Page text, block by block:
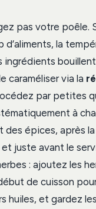
pas votre poêle.
la
ingrédients
caraméliser via la
par petites
à
des épices, après
juste avant le
: ajoutez les
de cuisson pour
huiles, et gardez